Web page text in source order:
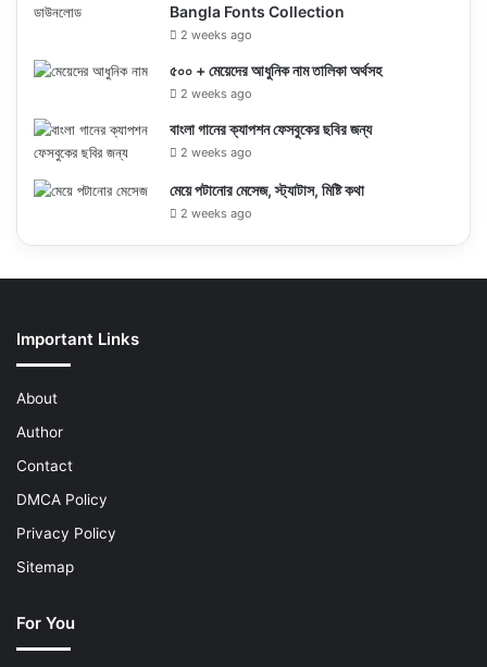
Bangla Fonts Collection
2 weeks ago
৫০০ + মেয়েদের আধুনিক নাম তালিকা অর্থসহ
2 weeks ago
বাংলা গানের ক্যাপশন ফেসবুকের ছবির জন্য
2 weeks ago
মেয়ে পটানোর মেসেজ, স্ট্যাটাস, মিষ্টি কথা
2 weeks ago
Important Links
About
Author
Contact
DMCA Policy
Privacy Policy
Sitemap
For You